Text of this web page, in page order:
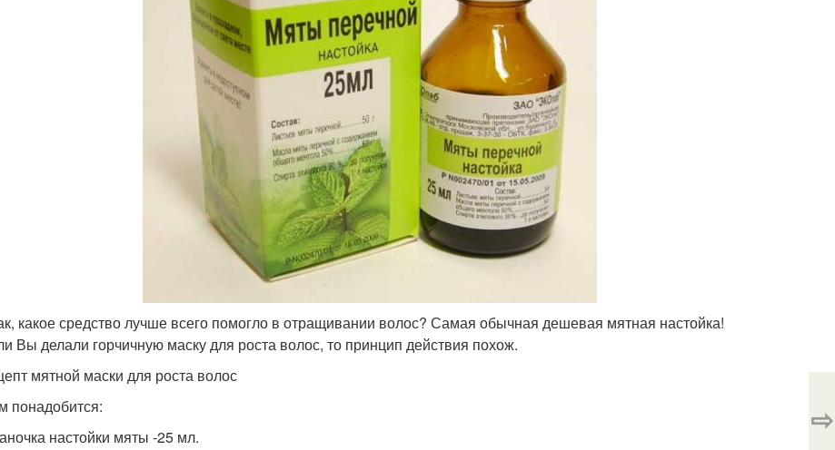
какое средство лучше всего помогло в отращивании волос? Самая обычная дешевая мятная настойка!
Вы делали горчичную маску для роста волос, то принцип действия похож.
мятной маски для роста волос
понадобится:
настойки мяты -25 мл.
⇨